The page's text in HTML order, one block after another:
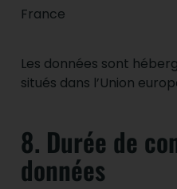
France
Les données sont
situés dans l’Union
8. Durée de
données